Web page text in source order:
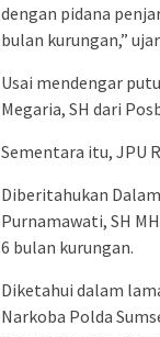
dengan pidana
bulan kurungan,”
Usai mendengar
Megaria, SH dari
Sementara itu, JPU
Diberitahukan
Purnamawati, SH
6 bulan kurungan.
Diketahui dalam
Narkoba Polda